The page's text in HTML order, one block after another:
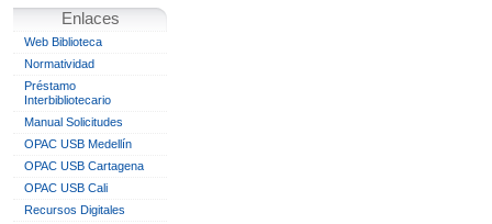
Enlaces
Web Biblioteca
Normatividad
Préstamo
Interbibliotecario
Manual Solicitudes
OPAC USB Medellín
OPAC USB Cartagena
OPAC USB Cali
Recursos Digitales